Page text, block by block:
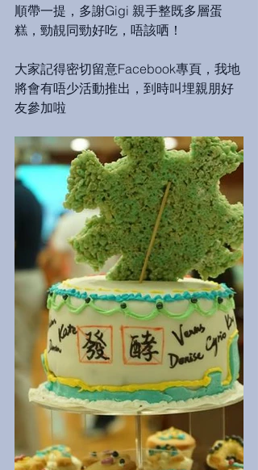
順帶一提，多謝Gigi 親手整既多層蛋
糕，勁靚同勁好吃，唔該哂！
大家記得密切留意Facebook專頁，我地
將會有唔少活動推出，到時叫埋親朋好
友參加啦